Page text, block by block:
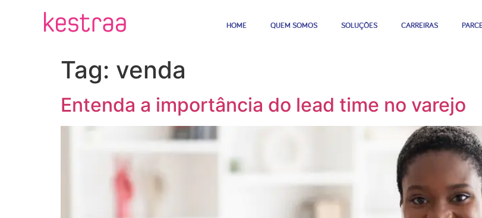
HOME QUEM SOMOS SOLUÇÕES CARREIRAS
Tag: venda
Entenda a importância do lead time no varejo